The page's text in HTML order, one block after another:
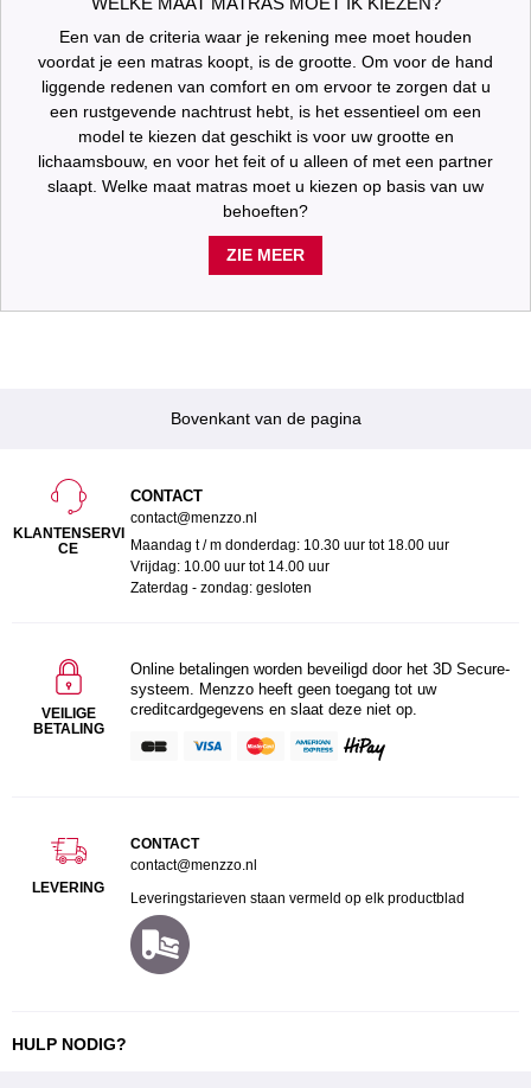
Een van de criteria waar je rekening mee moet houden
voordat je een matras koopt, is de grootte. Om voor de hand
liggende redenen van comfort en om ervoor te zorgen dat u
een rustgevende nachtrust hebt, is het essentieel om een
model te kiezen dat geschikt is voor uw grootte en
lichaamsbouw, en voor het feit of u alleen of met een partner
slaapt. Welke maat matras moet u kiezen op basis van uw
behoeften?
ZIE MEER
Bovenkant van de pagina
KLANTENSERVI
CE
CONTACT
contact@menzzo.nl
Maandag t / m donderdag: 10.30 uur tot 18.00 uur
Vrijdag: 10.00 uur tot 14.00 uur
Zaterdag - zondag: gesloten
VEILIGE
BETALING
Online betalingen worden beveiligd door het 3D Secure-
systeem. Menzzo heeft geen toegang tot uw
creditcardgegevens en slaat deze niet op.
LEVERING
CONTACT
contact@menzzo.nl
Leveringstarieven staan vermeld op elk productblad
HULP NODIG?